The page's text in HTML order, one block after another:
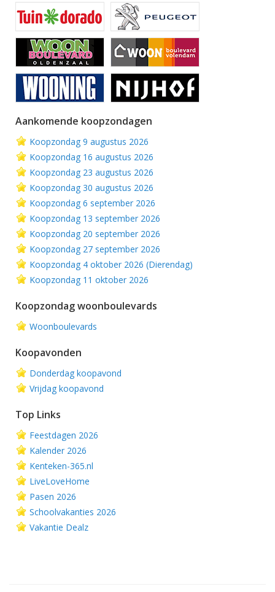
Aankomende koopzondagen
Koopzondag 9 augustus 2026
Koopzondag 16 augustus 2026
Koopzondag 23 augustus 2026
Koopzondag 30 augustus 2026
Koopzondag 6 september 2026
Koopzondag 13 september 2026
Koopzondag 20 september 2026
Koopzondag 27 september 2026
Koopzondag 4 oktober 2026 (Dierendag)
Koopzondag 11 oktober 2026
Koopzondag woonboulevards
Woonboulevards
Koopavonden
Donderdag koopavond
Vrijdag koopavond
Top Links
Feestdagen 2026
Kalender 2026
Kenteken-365.nl
LiveLoveHome
Pasen 2026
Schoolvakanties 2026
Vakantie Dealz